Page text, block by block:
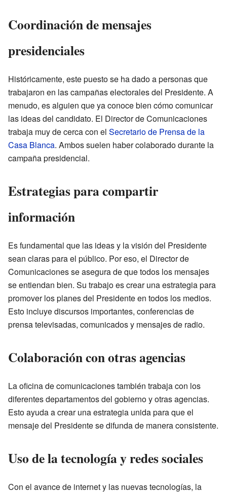
Coordinación de mensajes
presidenciales
Históricamente, este puesto se ha dado a personas que
trabajaron en las campañas electorales del Presidente. A
menudo, es alguien que ya conoce bien cómo comunicar
las ideas del candidato. El Director de Comunicaciones
trabaja muy de cerca con el Secretario de Prensa de la
Casa Blanca. Ambos suelen haber colaborado durante la
campaña presidencial.
Estrategias para compartir
información
Es fundamental que las ideas y la visión del Presidente
sean claras para el público. Por eso, el Director de
Comunicaciones se asegura de que todos los mensajes
se entiendan bien. Su trabajo es crear una estrategia para
promover los planes del Presidente en todos los medios.
Esto incluye discursos importantes, conferencias de
prensa televisadas, comunicados y mensajes de radio.
Colaboración con otras agencias
La oficina de comunicaciones también trabaja con los
diferentes departamentos del gobierno y otras agencias.
Esto ayuda a crear una estrategia unida para que el
mensaje del Presidente se difunda de manera consistente.
Uso de la tecnología y redes sociales
Con el avance de internet y las nuevas tecnologías, la